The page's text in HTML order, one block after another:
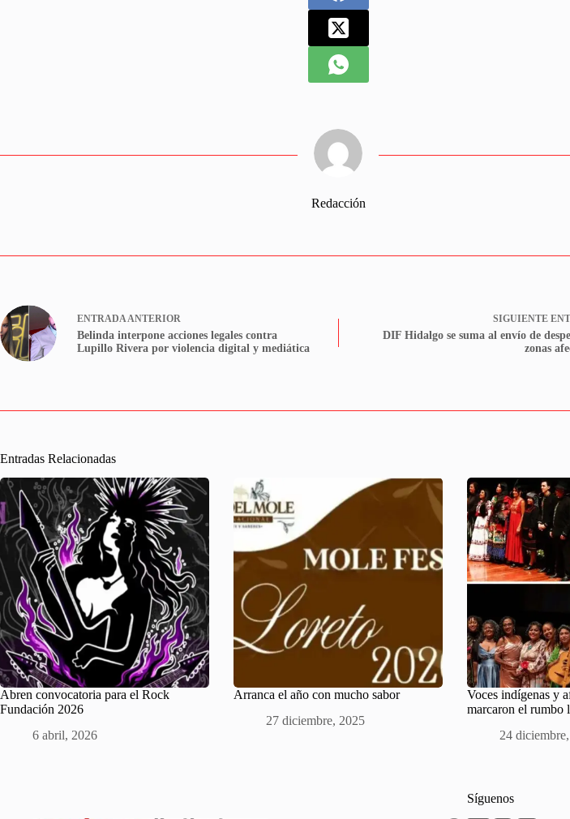
Redacción
ENTRADAANTERIOR
Belinda interpone acciones legales contra
Lupillo Rivera por violencia digital y mediática
SIGUIENTE
DIF Hidalgo se suma al envío de
zonas
Entradas Relacionadas
Abren convocatoria para el Rock
Fundación 2026
6 abril, 2026
Arranca el año con mucho sabor
27 diciembre, 2025
Voces indígenas y
marcaron el rumbo
24
Síguenos